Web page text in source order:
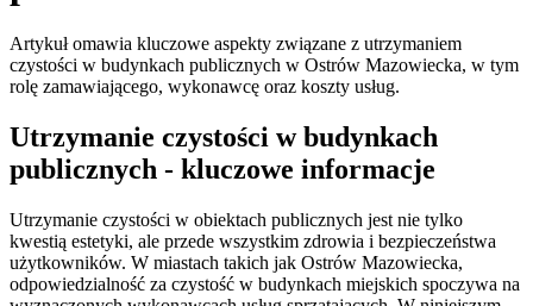
Artykuł omawia kluczowe aspekty związane z utrzymaniem
czystości w budynkach publicznych w Ostrów Mazowiecka, w tym
rolę zamawiającego, wykonawcę oraz koszty usług.
Utrzymanie czystości w budynkach
publicznych - kluczowe informacje
Utrzymanie czystości w obiektach publicznych jest nie tylko
kwestią estetyki, ale przede wszystkim zdrowia i bezpieczeństwa
użytkowników. W miastach takich jak Ostrów Mazowiecka,
odpowiedzialność za czystość w budynkach miejskich spoczywa na